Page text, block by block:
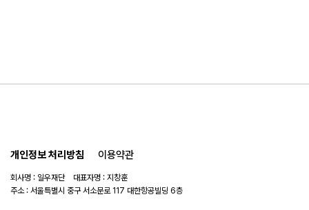
개인정보 처리방침 이용약관
회사명 : 일우재단 대표자명 : 지창훈
주소 : 서울특별시 중구 서소문로 117 대한항공빌딩 6층